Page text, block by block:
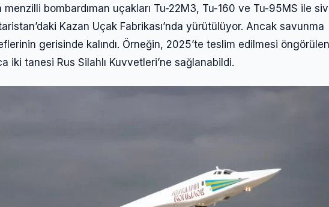
bombardıman uçakları Tu-22M3, Tu-160 ve Tu-95MS ile
Kazan Uçak Fabrikası’nda yürütülüyor. Ancak savunma
gerisinde kalındı. Örneğin, 2025’te teslim edilmesi
iki tanesi Rus Silahlı Kuvvetleri’ne sağlanabildi.